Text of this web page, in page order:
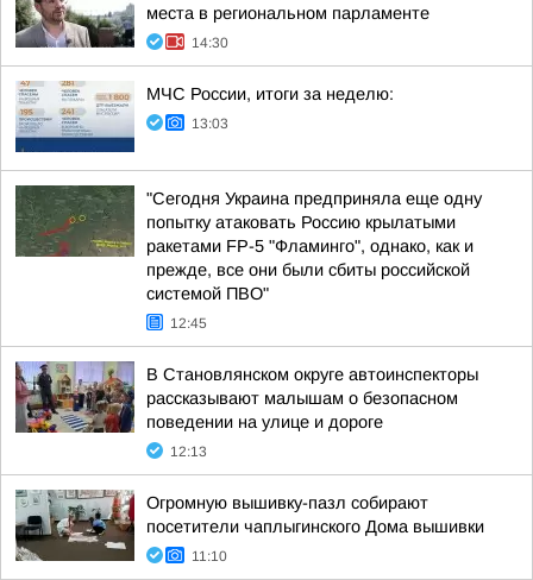
места в региональном парламенте
14:30
МЧС России, итоги за неделю:
13:03
"Сегодня Украина предприняла еще одну
попытку атаковать Россию крылатыми
ракетами FP-5 "Фламинго", однако, как и
прежде, все они были сбиты российской
системой ПВО"
12:45
В Становлянском округе автоинспекторы
рассказывают малышам о безопасном
поведении на улице и дороге
12:13
Огромную вышивку-пазл собирают
посетители чаплыгинского Дома вышивки
11:10